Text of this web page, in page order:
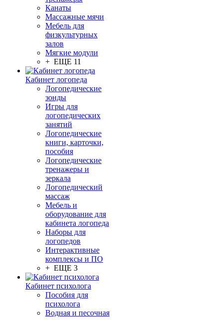
Канаты
Массажные мячи
Мебель для
физкультурных
залов
Мягкие модули
+ ЕЩЕ 11
Кабинет логопеда
Логопедические
зонды
Игры для
логопедических
занятий
Логопедические
книги, карточки,
пособия
Логопедические
тренажеры и
зеркала
Логопедический
массаж
Мебель и
оборудование для
кабинета логопеда
Наборы для
логопедов
Интерактивные
комплексы и ПО
+ ЕЩЕ 3
Кабинет психолога
Пособия для
психолога
Водная и песочная